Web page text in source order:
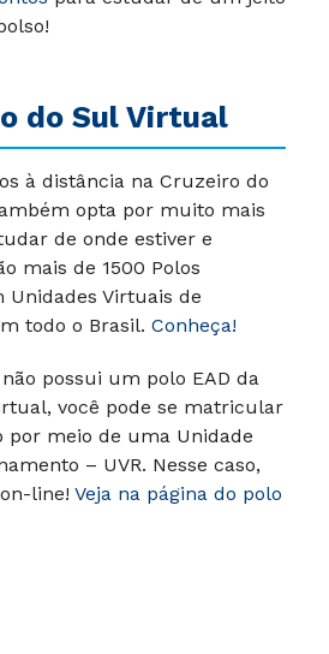
do Sul Virtual
à distância na Cruzeiro do
opta por muito mais
de onde estiver e
mais de 1500 Polos
Unidades Virtuais de
todo o Brasil. Conheça!
possui um polo EAD da
você pode se matricular
por meio de uma Unidade
– UVR. Nesse caso,
line! Veja na página do polo